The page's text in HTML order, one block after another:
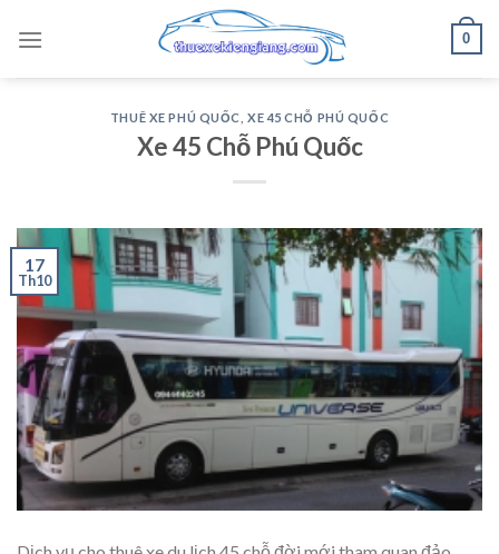
0
THUÊ XE PHÚ QUỐC XE 45 CHỖ PHÚ QUỐC
Xe 45 Chỗ Phú Quốc
17
Th10